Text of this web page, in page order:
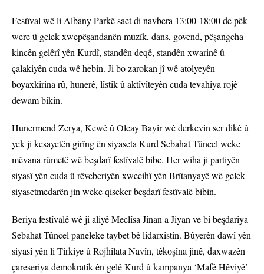
Festîval wê li Albany Parkê saet di navbera 13:00-18:00 de pêk
were û gelek xwepêşandanên muzîk, dans, govend, pêşangeha
kincên gelêrî yên Kurdî, standên deqê, standên xwarinê û
çalakiyên cuda wê hebin. Ji bo zarokan jî wê atolyeyên
boyaxkirina rû, hunerê, lîstik û aktîvîteyên cuda tevahiya rojê
dewam bikin.
Hunermend Zerya, Kewê û Olcay Bayir wê derkevin ser dikê û
yek ji kesayetên girîng ên siyaseta Kurd Sebahat Tûncel weke
mêvana rûmetê wê beşdarî festîvalê bibe. Her wiha ji partiyên
siyasî yên cuda û rêveberiyên xwecihî yên Brîtanyayê wê gelek
siyasetmedarên jin weke qiseker beşdarî festîvalê bibin.
Beriya festîvalê wê ji aliyê Meclîsa Jinan a Jiyan ve bi beşdariya
Sebahat Tûncel paneleke taybet bê lidarxistin. Bûyerên dawî yên
siyasî yên li Tirkiye û Rojhilata Navîn, têkoşîna jinê, daxwazên
çareseriya demokratîk ên gelê Kurd û kampanya ‘Mafê Hêviyê’